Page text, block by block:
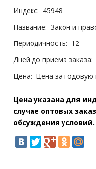
Индекс: 45948
Название: Закон и
Периодичность: 12
Дней до приема заказа:
Цена: Цена за годовую
Цена указана для
случае оптовых
обсуждения условий.